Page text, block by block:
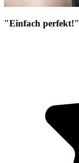
"Einfach perfekt!"